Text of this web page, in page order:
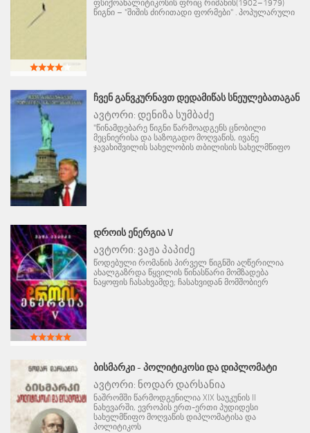
ფსიქოანალიტიკოსის ფრიც რიმანის(1902–1979)
წიგნი – "შიშის ძირითადი ფორმები" . პოპულარული
ᲩᲕᲔᲜ ᲒᲐᲜᲕᲙᲣᲠᲜᲐᲕᲗ ᲓᲔᲓᲐᲛᲘᲬᲐᲡ ᲡᲜᲔᲣᲚᲔᲑᲐᲗᲐᲒᲐᲜ
ავტორი: დენიზა სუმბაძე
"წინამდებარე წიგნი წარმოადგენს ცნობილი
მეცნიერისა და საზოგადო მოღვაწის, ივანე
ჯავახიშვილის სახელობის თბილისის სახელმწიფო
ᲓᲠᲝᲘᲡ ᲔᲜᲔᲠᲒᲘᲐ V
ავტორი: ვაჟა პაპიძე
წოდებული რომანის პირველ წიგნში აღწერილია
ახალგაზრდა წყვილის წინასწარი მომზადება
ნაყოფის ჩასახვამდე; ჩასახვიდან მომშობიერ
ᲑᲘᲡᲛᲐᲠᲙᲘ - ᲞᲝᲚᲘᲢᲘᲙᲝᲡᲘ ᲓᲐ ᲓᲘᲞᲚᲝᲛᲐᲢᲘ
ავტორი: ნოდარ დარსანია
ნაშრომში წარმოდგენილია XIX საუკუნის II
ნახევარში, ევროპის ერთ-ერთი პუდიდესი
სახელმწიფო მოღვაწის დიპლომატისა და
პოლიტიკოს